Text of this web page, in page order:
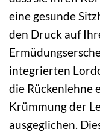
eine gesunde
den Druck auf
integrierten
die Rückenlehne
Krümmung der
ausgeglichen.